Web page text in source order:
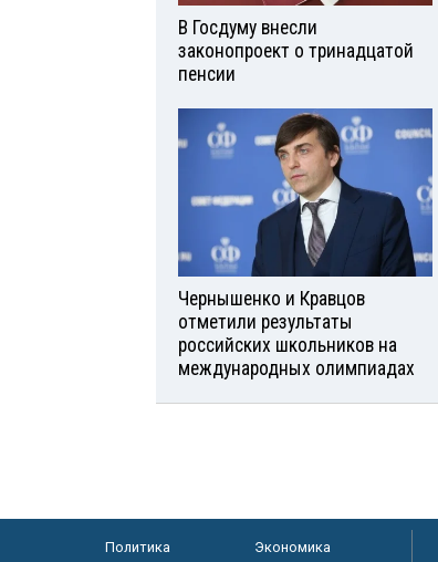
В Госдуму внесли
законопроект о тринадцатой
пенсии
Чернышенко и Кравцов
отметили результаты
российских школьников на
международных олимпиадах
Политика
Экономика